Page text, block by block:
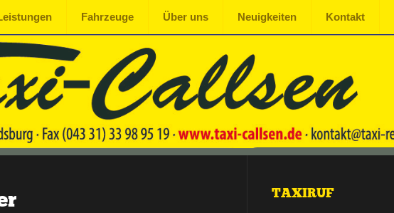
Fahrzeuge Über uns Neuigkeiten Kontakt
TAXIRUF